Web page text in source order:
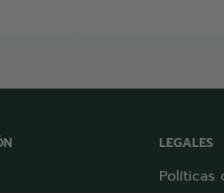
LEGALES
Políticas